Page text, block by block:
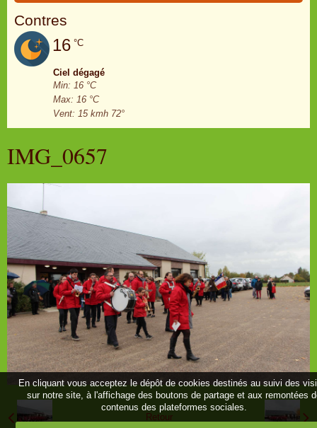
Contres
16 °C
Ciel dégagé
Min: 16 °C
Max: 16 °C
Vent: 15 kmh 72°
IMG_0657
Retour
En cliquant vous acceptez le dépôt de cookies destinés au suivi des
sur notre site, à l'affichage des boutons de partage et aux remontées
contenus des plateformes sociales.